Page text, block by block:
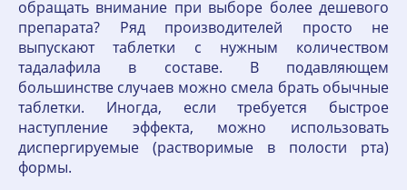
обращать внимание при выборе более дешевого
препарата? Ряд производителей просто не
выпускают таблетки с нужным количеством
тадалафила в составе. В подавляющем
большинстве случаев можно смела брать обычные
таблетки. Иногда, если требуется быстрое
наступление эффекта, можно использовать
диспергируемые (растворимые в полости рта)
формы.